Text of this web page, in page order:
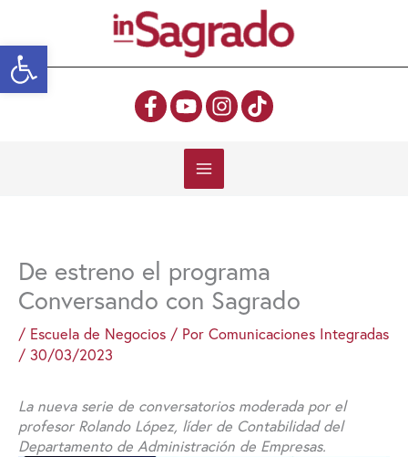
Abrir barra de herramientas
contenido
De estreno el programa
Conversando con Sagrado
/ Escuela de Negocios / Por Comunicaciones Integradas
/ 30/03/2023
La nueva serie de conversatorios moderada por el
profesor Rolando López, líder de Contabilidad del
Departamento de Administración de Empresas.